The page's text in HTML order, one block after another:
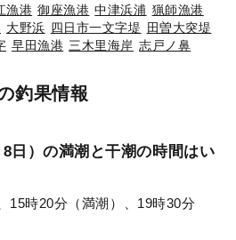
漁港 御座漁港 中津浜浦 猟師漁港
大野浜 四日市一文字堤 田曽大突堤
早田漁港 三木里海岸 志戸ノ鼻
釣果情報
日）の満潮と干潮の時間はい
15時20分（満潮）、19時30分